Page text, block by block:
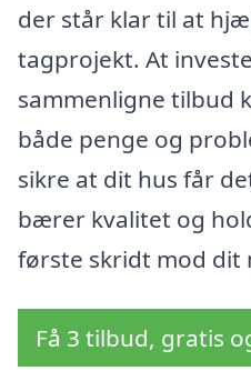
der står klar til at
tagprojekt. At
sammenligne tilbud
både penge og
sikre at dit hus får
bærer kvalitet og
første skridt mod dit
Få 3 tilbud, gratis